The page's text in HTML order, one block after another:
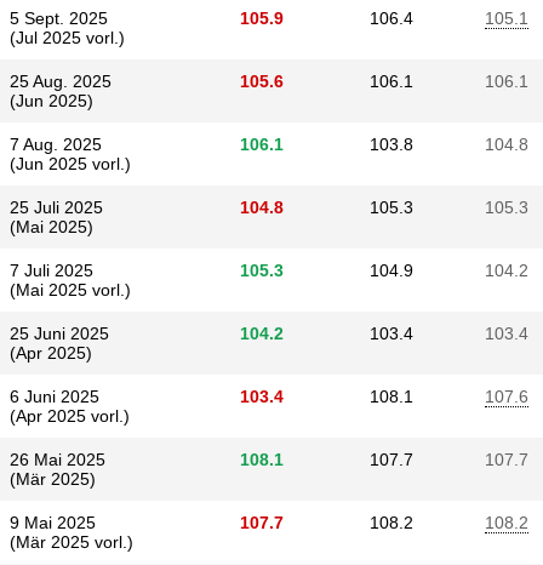
5 Sept. 2025
(Jul 2025 vorl.)
105.9 106.4 105.1
25 Aug. 2025
(Jun 2025)
105.6 106.1 106.1
7 Aug. 2025
(Jun 2025 vorl.)
106.1 103.8 104.8
25 Juli 2025
(Mai 2025)
104.8 105.3 105.3
7 Juli 2025
(Mai 2025 vorl.)
105.3 104.9 104.2
25 Juni 2025
(Apr 2025)
104.2 103.4 103.4
6 Juni 2025
(Apr 2025 vorl.)
103.4 108.1 107.6
26 Mai 2025
(Mär 2025)
108.1 107.7 107.7
9 Mai 2025
(Mär 2025 vorl.)
107.7 108.2 108.2